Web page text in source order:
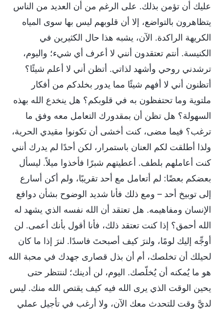
عليك أن تؤمن بذلك. على الرغم من أن العديد من الناس
يتظاهرون بالتواضع، إلا أن قلوبهم ليس بها سوى المياه
الكريهة الراكدة. الآن، يشبه هذا حال الكثيرين في
الكنيسة. أنتم تعتقدون أنني لا أعرف أي شيء؛ واليوم،
ترشدني روحي وأشهد لذاتي. أتظن أني لا أعلم شيئًا؟
أتظنون أني لا أفهم شيئًا مما يدور بخلدكم من أفكار
ملتوية وما تحتفظون به في قلوبكم؟ هل ينخدع الله بهذه
السهولة؟ هل تظن أن بمقدورك التعامل معه وفق ما
ترغب؟ فيما مضى، كنت أخشى أن تكونوا مقيدي الحرية،
ولذا أطلقت لكم العنان باستمرار، لكن أحدًا لم يدرك أنني
كنت أعاملهم بلطف. أعطيتهم شبرًا فأخذوا ميلاً. ليسأل
بعضكم بعضًا: لم أتعامل مع أحد تقريبًا، ولم أكن أسارع
إلى توبيخ أحد – ومع ذلك فأنا شديد الوضوح بشأن دوافع
الإنسان ومفاهيمه. هل تعتقد أن الله نفسه الذي يشهد له
الله أحمق؟ إذا كنت تعتقد ذلك، فأنا أقول بأنك أعمى. لن
أوجِّه إليك لومًا، ولنرَ كيف أصبحتَ فاسدًا. لنرَ إذا ما كان
لحيلك أن تخلصك، أم أن بذل قصارى جهدك في محبة الله
هو ما يُمكنه أن يُخلّصك. اليوم، لن أدينك؛ لننتظر حتى
يحين الوقت الذي يرى الله فيه كيف يقتص الله منك. ليس
لديَّ وقت للتحدث معك الآن، ولا أرغب في تأجيل عملي